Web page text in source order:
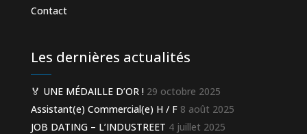
Contact
Les dernières actualités
🏅 UNE MÉDAILLE D’OR ! 29 octobre 2025
Assistant(e) Commercial(e) H / F 8 août 2025
JOB DATING – L’INDUSTREET 4 juillet 2025